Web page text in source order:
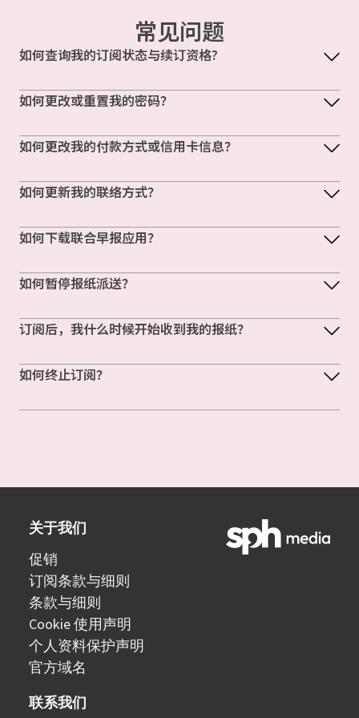
常见问题
如何查询我的订阅状态与续订资格?
如何更改或重置我的密码？
如何更改我的付款方式或信用卡信息？
如何更新我的联络方式？
如何下载联合早报应用？
如何暂停报纸派送？
订阅后，我什么时候开始收到我的报纸？
如何终止订阅？
关于我们
促销
订阅条款与细则
条款与细则
Cookie 使用声明
个人资料保护声明
官方域名
联系我们